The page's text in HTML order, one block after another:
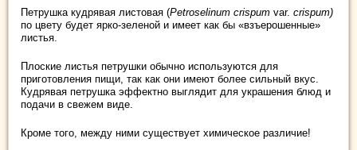
Петрушка кудрявая листовая (Petroselinum crispum var. crispum)
по цвету будет ярко-зеленой и имеет как бы «взъерошенные»
листья.
Плоские листья петрушки обычно используются для
приготовления пищи, так как они имеют более сильный вкус.
Кудрявая петрушка эффектно выглядит для украшения блюд и
подачи в свежем виде.
Кроме того, между ними существует химическое различие!